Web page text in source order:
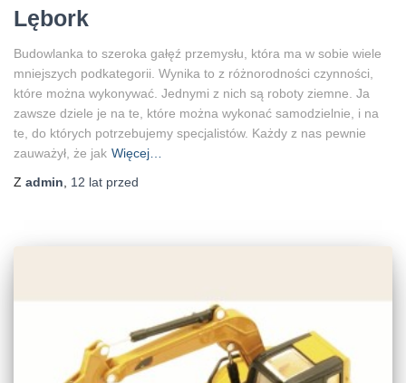
Lębork
Budowlanka to szeroka gałęź przemysłu, która ma w sobie wiele
mniejszych podkategorii. Wynika to z różnorodności czynności,
które można wykonywać. Jednymi z nich są roboty ziemne. Ja
zawsze dziele je na te, które można wykonać samodzielnie, i na
te, do których potrzebujemy specjalistów. Każdy z nas pewnie
zauważył, że jak Więcej…
Z admin 12 lat przed